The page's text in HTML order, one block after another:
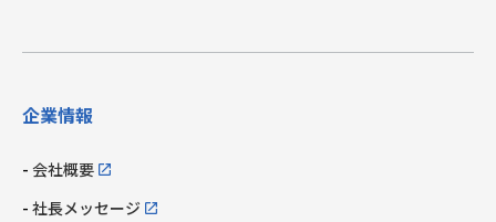
企業情報
会社概要
社長メッセージ